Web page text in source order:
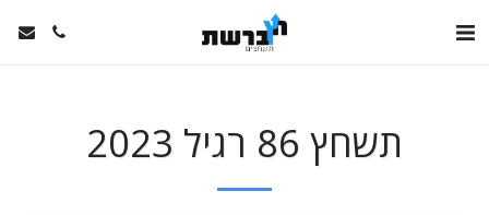
תשחץ 86 רגיל 2023